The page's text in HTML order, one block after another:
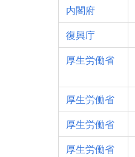
内閣府
復興庁
厚生労働省
厚生労働省
厚生労働省
厚生労働省